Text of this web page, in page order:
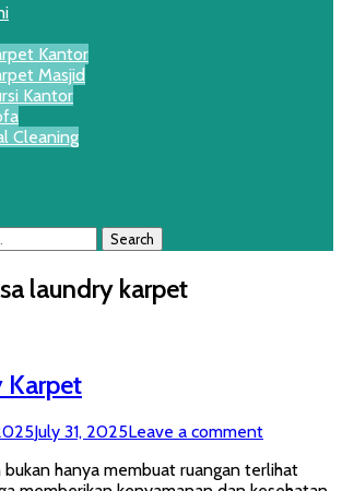
Kantor
Masjid
Kantor
Cleaning
laundry karpet
Karpet
July 31, 2025Leave a comment
bukan hanya membuat ruangan terlihat